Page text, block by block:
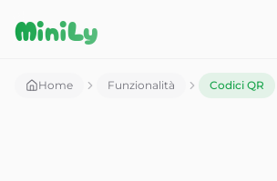
MiniLy
Home Funzionalità Codici QR